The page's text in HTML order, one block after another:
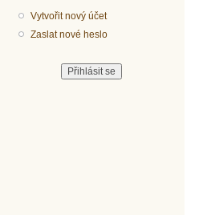
Vytvořit nový účet
Zaslat nové heslo